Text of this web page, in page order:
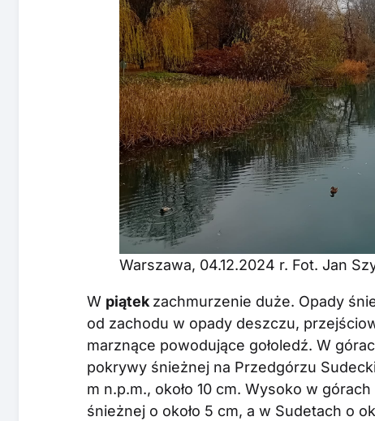
Warszawa, 04.12.2024 r. Fot. Jan
W piątek zachmurzenie duże. Opady
od zachodu w opady deszczu,
marznące powodujące gołoledź. W
pokrywy śnieżnej na Przedgórzu
m n.p.m., około 10 cm. Wysoko w
śnieżnej o około 5 cm, a w Sudetach o